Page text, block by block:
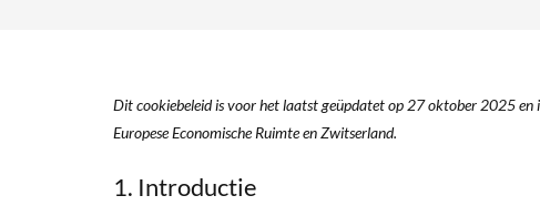
Dit cookiebeleid is voor het laatst geüpdatet op 27 oktober 2025 en
Europese Economische Ruimte en Zwitserland.
1. Introductie